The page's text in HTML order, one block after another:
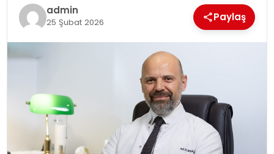
admin
25 Şubat 2026 Paylaş